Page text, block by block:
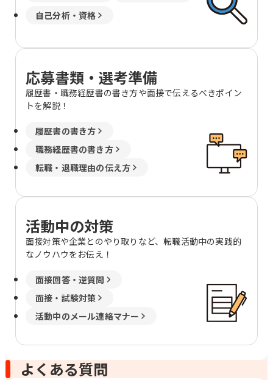
自己分析・資格
応募書類・選考準備
履歴書・職務経歴書の書き方や面接で伝えるべきポイン
トを解説！
履歴書の書き方
職務経歴書の書き方
転職・退職理由の伝え方
活動中の対策
面接対策や企業とのやり取りなど、転職活動中の実践的
なノウハウをお伝え！
面接回答・逆質問
面接・試験対策
活動中のメール連絡マナー
よくある質問